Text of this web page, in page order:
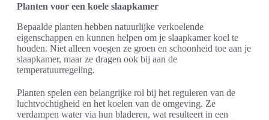
Planten voor een koele slaapkamer
Bepaalde planten hebben natuurlijke verkoelende
eigenschappen en kunnen helpen om je slaapkamer koel te
houden. Niet alleen voegen ze groen en schoonheid toe aan je
slaapkamer, maar ze dragen ook bij aan de
temperatuurregeling.
Planten spelen een belangrijke rol bij het reguleren van de
luchtvochtigheid en het koelen van de omgeving. Ze
verdampen water via hun bladeren, wat resulteert in een